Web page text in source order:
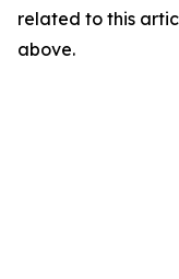
related to this
above.